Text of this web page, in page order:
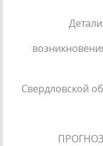
Свердловской